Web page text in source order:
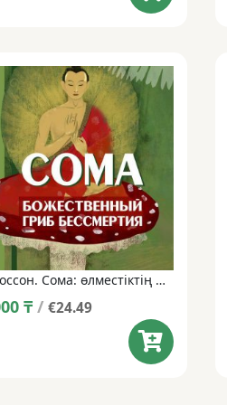
Р.Г. Уоссон. Сома: өлместіктің Құдай саңырауқұлағы
₸ / €24.49